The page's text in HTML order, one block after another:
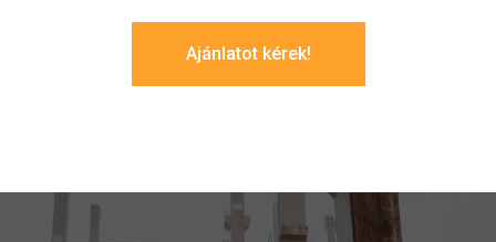
Ajánlatot kérek!